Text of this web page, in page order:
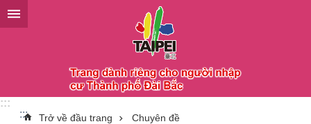
Chuyển đến khối nội dung chính
:::
:::
Trở về đầu trang
Chuyên đề